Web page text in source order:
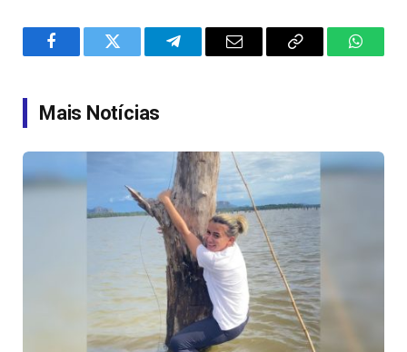
FacebookTwitter TelegramEmail
Copy
Mais Notícias